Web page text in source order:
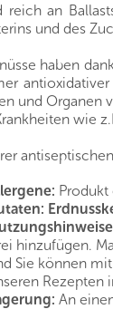
reich an
und des
haben
und Organen
wie
Produkt
hinzufügen.
Sie können
Rezepten
An